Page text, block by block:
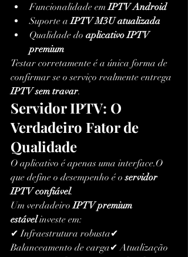
Funcionalidade em IPTV Android
Suporte a IPTV M3U atualizada
Qualidade do aplicativo IPTV
premium
Testar corretamente é a única forma de
confirmar se o serviço realmente entrega
IPTV sem travar.
Servidor IPTV: O
Verdadeiro Fator de
Qualidade
O aplicativo é apenas uma interface.O
que define o desempenho é o servidor
IPTV confiável.
Um verdadeiro IPTV premium
estável investe em:
✔ Infraestrutura robusta✔
Balanceamento de carga✔ Atualização